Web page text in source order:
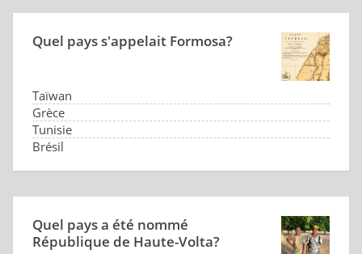
Quel pays s'appelait Formosa?
Taïwan
Grèce
Tunisie
Brésil
Quel pays a été nommé
République de Haute-Volta?